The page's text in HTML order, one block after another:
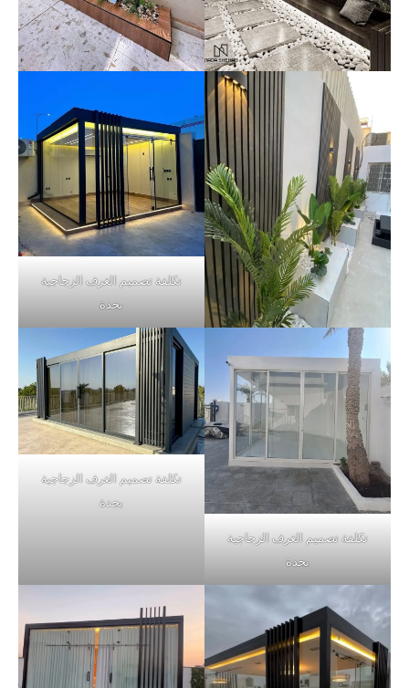
تكلفة تصميم الغرف الزجاجية
بجدة
تكلفة تصميم الغرف الزجاجية
بجدة
تكلفة تصميم الغرف الزجاجية
بجدة